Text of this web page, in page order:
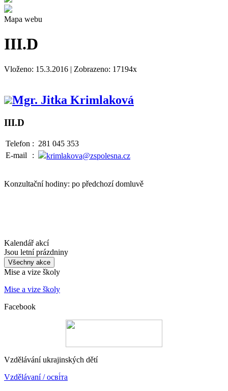
Mapa webu
III.D
Vloženo: 15.3.2016 | Zobrazeno: 17194x
Mgr. Jitka Krimlaková
III.D
Telefon : 281 045 353
E-mail
: krimlakova@zspolesna.cz
Konzultační hodiny: po předchozí domluvě
Kalendář akcí
Jsou letní prázdniny
Všechny akce
Mise a vize školy
Mise a vize školy
Facebook
Vzdělávání ukrajinských dětí
Vzdělávaní / осві́та